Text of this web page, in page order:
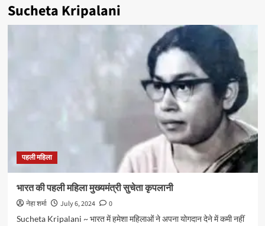
Sucheta Kripalani
पहली महिला
भारत की पहली महिला मुख्यमंत्री सुचेता कृपलानी
नेहा शर्मा July 6, 2024
0
Sucheta Kripalani ~ भारत में हमेशा महिलाओं ने अपना योगदान देने में कमी नहीं